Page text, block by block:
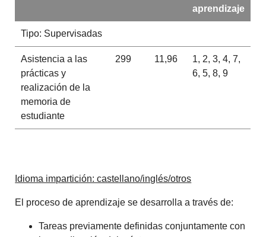
aprendizaje
Tipo: Supervisadas
Asistencia a las
prácticas y
realización de la
memoria de
estudiante
299 11,96
1, 2, 3, 4, 7,
6, 5, 8, 9
Idioma impartición: castellano/inglés/otros
El proceso de aprendizaje se desarrolla a través de:
Tareas previamente definidas conjuntamente con